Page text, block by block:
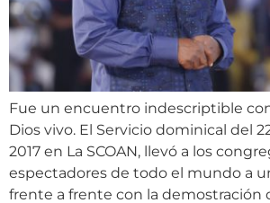
Fue un encuentro indescriptible
Dios vivo. El Servicio dominical del
2017 en La SCOAN, llevó a los
espectadores de todo el mundo a
frente a frente con la demostración